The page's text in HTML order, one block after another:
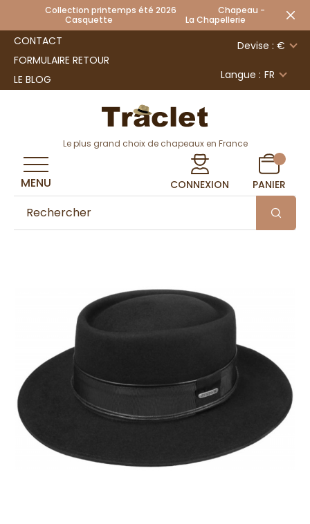
Collection printemps été 2026 Chapeau -
Casquette La Chapellerie
CONTACT
FORMULAIRE RETOUR
LE BLOG
Devise : €
Langue : FR
Le plus grand choix de chapeaux en France
CONNEXION PANIER
MENU